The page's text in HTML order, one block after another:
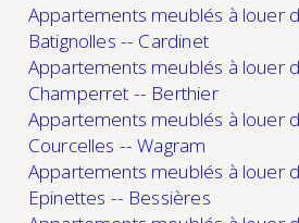
Appartements meublés à louer
Batignolles -- Cardinet
Appartements meublés à louer
Champerret -- Berthier
Appartements meublés à louer
Courcelles -- Wagram
Appartements meublés à louer
Epinettes -- Bessières